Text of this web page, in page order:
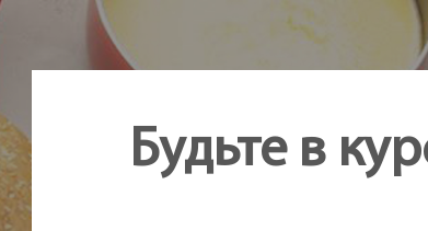
В наявності
Будьте в